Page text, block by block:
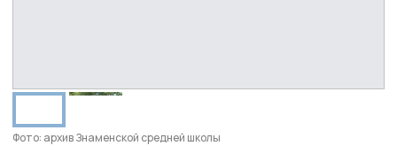
Фото: архив Знаменской средней школы